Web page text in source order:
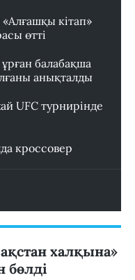
кітап»
өтті
балабақша
анықталды
UFC турнирінде
кроссовер
халқына»
бөлді